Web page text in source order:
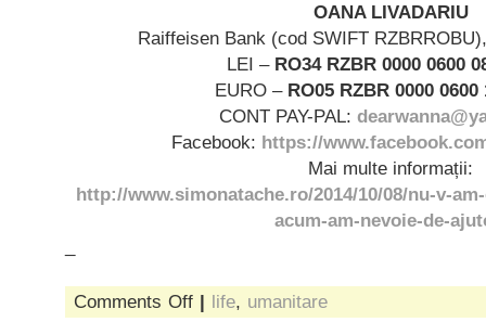
OANA LIVADARIU
Raiffeisen Bank (cod SWIFT
LEI –RO34 RZBR 0000 0600
EURO –RO05 RZBR 0000 0600
CONT PAY-PAL:
Facebook: https://
Mai multe informații:
http://www.simonatache.ro/2014/10/08/nu-v-
acum-am-nevoie-de-
Comments Offon
darul
| life, umanitare